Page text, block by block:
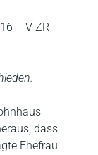
– V ZR
dass
Ehefrau